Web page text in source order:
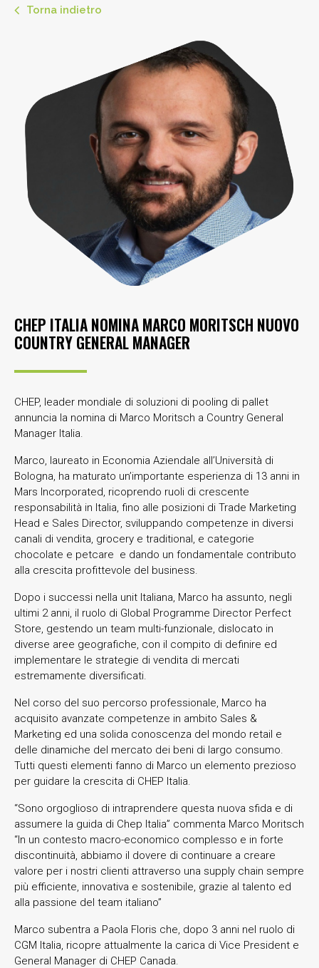
Torna indietro
CHEP ITALIA NOMINA MARCO MORITSCH NUOVO
COUNTRY GENERAL MANAGER
CHEP, leader mondiale di soluzioni di pooling di pallet
annuncia la nomina di Marco Moritsch a Country General
Manager Italia.
Marco, laureato in Economia Aziendale all’Università di
Bologna, ha maturato un’importante esperienza di 13 anni in
Mars Incorporated, ricoprendo ruoli di crescente
responsabilità in Italia, fino alle posizioni di Trade Marketing
Head e Sales Director, sviluppando competenze in diversi
canali di vendita, grocery e traditional, e categorie
chocolate e petcare e dando un fondamentale contributo
alla crescita profittevole del business.
Dopo i successi nella unit Italiana, Marco ha assunto, negli
ultimi 2 anni, il ruolo di Global Programme Director Perfect
Store, gestendo un team multi-funzionale, dislocato in
diverse aree geografiche, con il compito di definire ed
implementare le strategie di vendita di mercati
estremamente diversificati.
Nel corso del suo percorso professionale, Marco ha
acquisito avanzate competenze in ambito Sales &
Marketing ed una solida conoscenza del mondo retail e
delle dinamiche del mercato dei beni di largo consumo.
Tutti questi elementi fanno di Marco un elemento prezioso
per guidare la crescita di CHEP Italia.
“Sono orgoglioso di intraprendere questa nuova sfida e di
assumere la guida di Chep Italia” commenta Marco Moritsch
“In un contesto macro-economico complesso e in forte
discontinuità, abbiamo il dovere di continuare a creare
valore per i nostri clienti attraverso una supply chain sempre
più efficiente, innovativa e sostenibile, grazie al talento ed
alla passione del team italiano”
Marco subentra a Paola Floris che, dopo 3 anni nel ruolo di
CGM Italia, ricopre attualmente la carica di Vice President e
General Manager di CHEP Canada.